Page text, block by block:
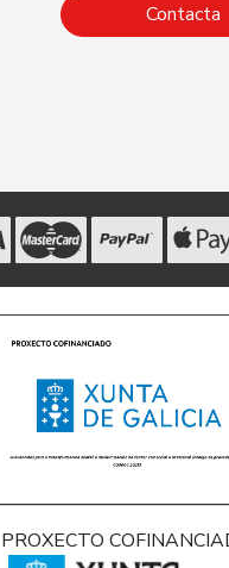
Contacta
PROXECTO